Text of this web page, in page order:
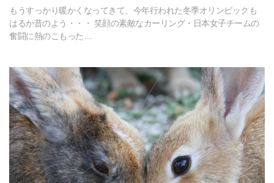
もうすっかり暖かくなってきて、今年行われた冬季オリンピックも
はるか昔のよう・・・ 笑顔の素敵なカーリング・日本女子チームの
奮闘に熱のこもった…